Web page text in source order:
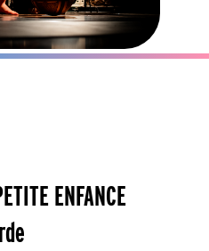
ENFANCE